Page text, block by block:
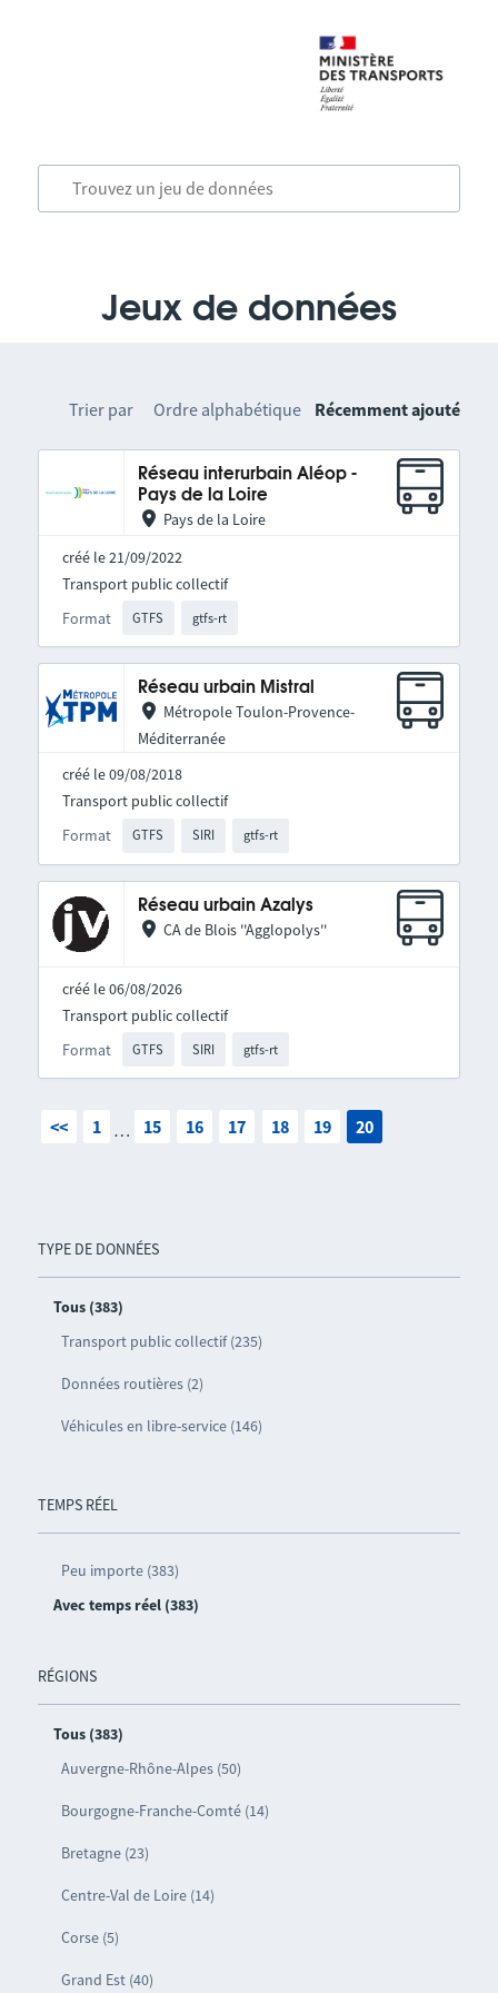
Jeux de données
TYPE DE DONNÉES
Tous (383)
Transport public collectif (235)
Données routières (2)
Véhicules en libre-service (146)
TEMPS RÉEL
Peu importe (383)
Avec temps réel (383)
RÉGIONS
Tous (383)
Auvergne-Rhône-Alpes (50)
Bourgogne-Franche-Comté (14)
Bretagne (23)
Centre-Val de Loire (14)
Corse (5)
Grand Est (40)
Trier par Ordre alphabétique Récemment ajouté
Réseau interurbain Aléop -
Pays de la Loire
Pays de la Loire
créé le 21/09/2022
Format GTFS gtfs-rt
Transport public collectif
Réseau urbain Mistral
Métropole Toulon-Provence-
Méditerranée
créé le 09/08/2018
Format GTFS SIRI gtfs-rt
Transport public collectif
Réseau urbain Azalys
CA de Blois ''Agglopolys''
créé le 06/08/2026
Format GTFS SIRI gtfs-rt
Transport public collectif
<< 1 … 15 16 17 18 19 20